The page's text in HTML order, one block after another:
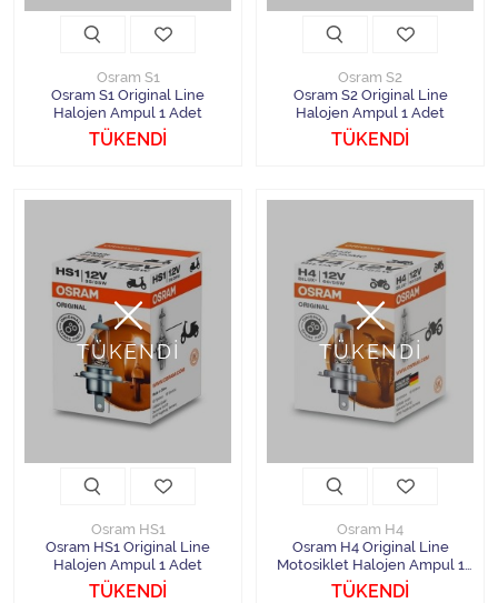
Kamyon Halojen Far Ampulü
Kamyon Gösterge Ampulü
Osram S1
Osram S1 Original Line
Halojen Ampul 1 Adet
TÜKENDİ
Osram S2
Osram S2 Original Line
Halojen Ampul 1 Adet
TÜKENDİ
TÜKENDİ
Osram HS1
Osram HS1 Original Line
Halojen Ampul 1 Adet
TÜKENDİ
TÜKENDİ
Osram H4
Osram H4 Original Line
Motosiklet Halojen Ampul 1
Adet
TÜKENDİ